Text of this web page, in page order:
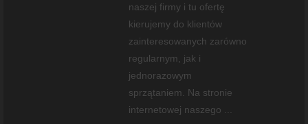
naszej firmy i tu ofertę
kierujemy do klientów
zainteresowanych zarówno
regularnym, jak i
jednorazowym
sprzątaniem. Na stronie
internetowej naszego ...